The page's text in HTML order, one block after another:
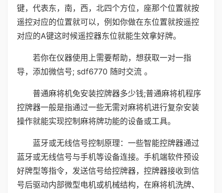
键，代表东，南，西，北四个方位，座那个位置就按
遥控对应的位置就可以，例如你做在东位置就按遥控
对应的A键这时候遥控器东位就能生效拿好牌。
若你在仪器使用上需要帮助，想获取一对一指
导，添加微信号; sdf6770 随时交流 。
普通麻将机免安装控牌器多少钱;普通麻将机程序
控牌器一般是指通过一些无需对麻将机进行复杂安装
操作就能实现控制麻将牌功能的设备或工具。
蓝牙或无线信号控制原理：一些智能控牌器通过
蓝牙或无线信号与手机等设备连接。手机端软件预设
好牌型等指令，发送信号给控牌器，控牌器接收到信
号后驱动内部微型电机或机械结构，在麻将机洗牌、